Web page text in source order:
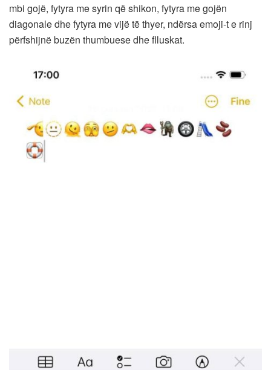
mbi gojë, fytyra me syrin që shikon, fytyra me gojën
diagonale dhe fytyra me vijë të thyer, ndërsa emoji-t e rinj
përfshijnë buzën thumbuese dhe flluskat.